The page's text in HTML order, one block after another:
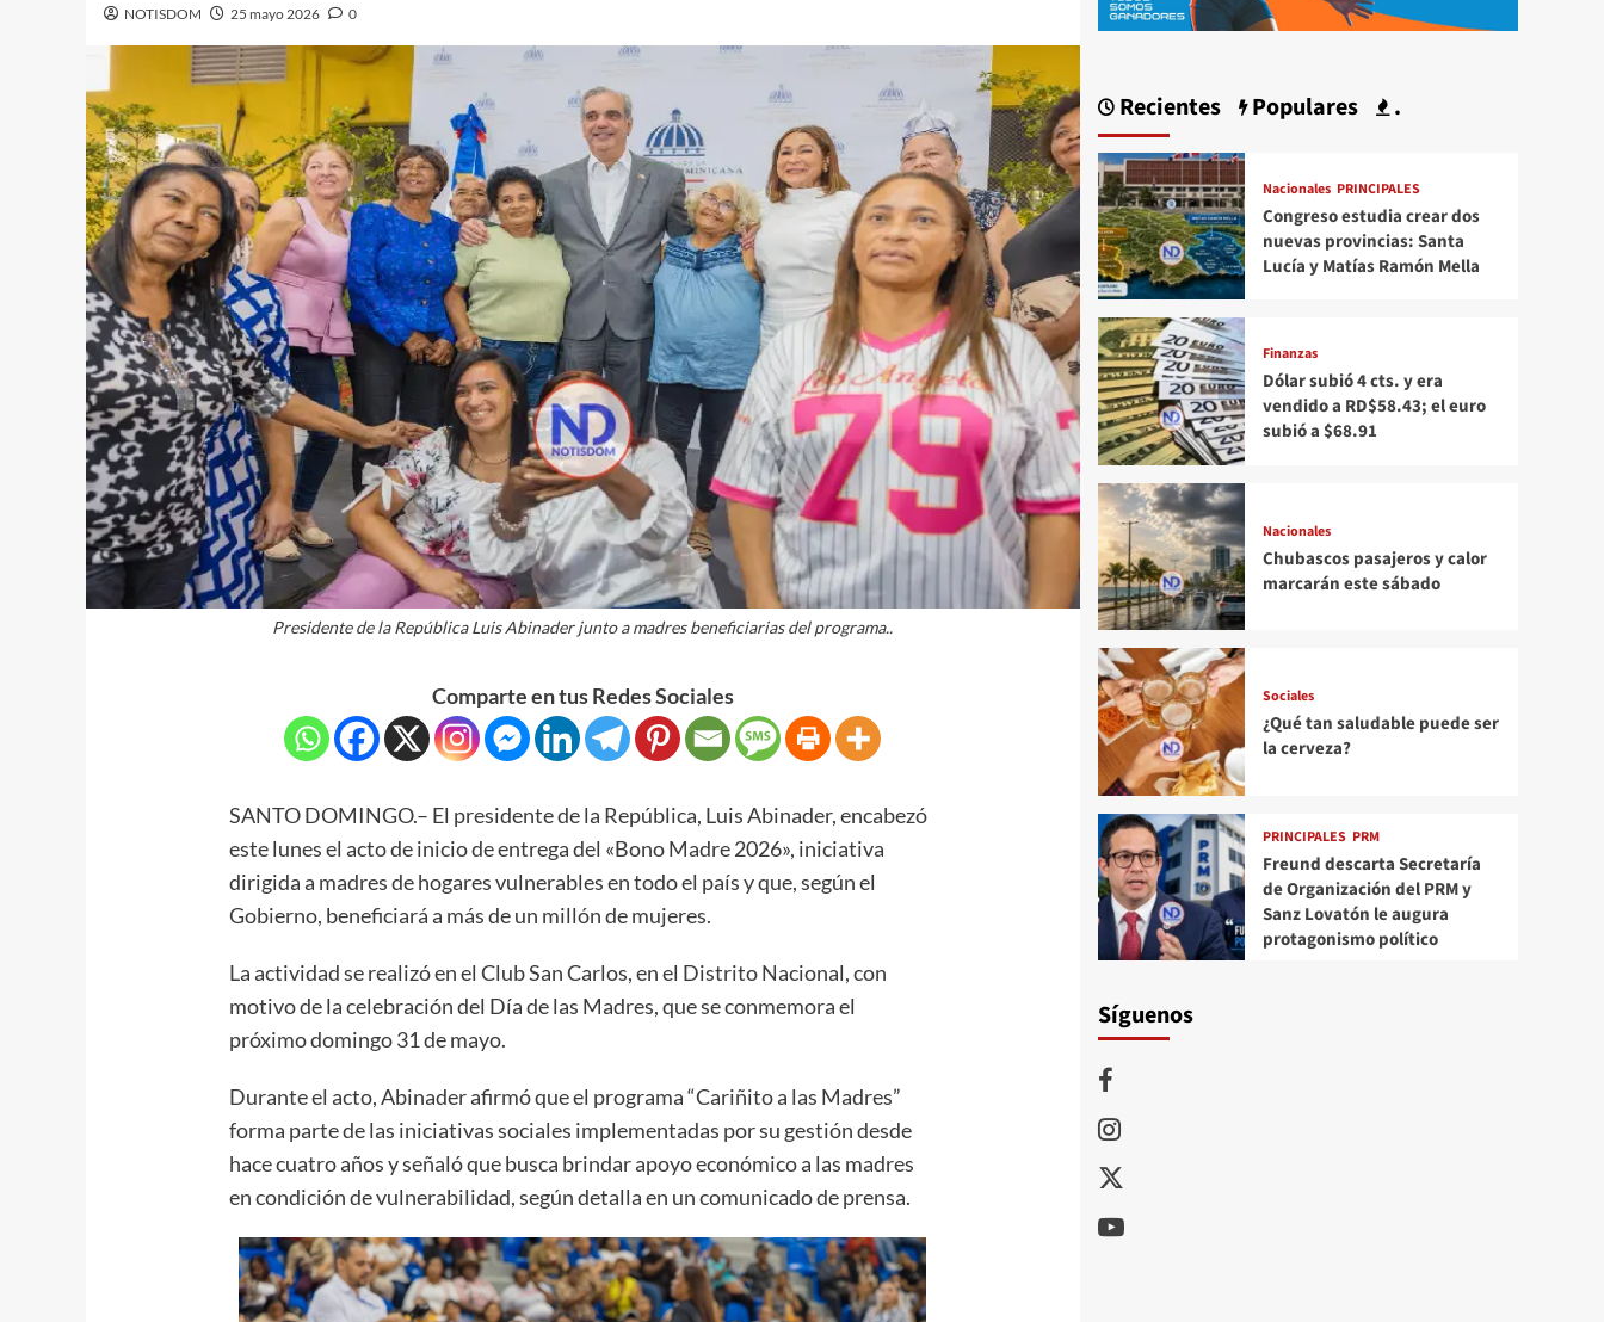
NOTISDOM 25 mayo 2026 0
Presidente de la República Luis Abinader junto a madres beneficiarias del programa..
Comparte en tus Redes Sociales
SANTO DOMINGO.– El presidente de la República, Luis Abinader, encabezó
este lunes el acto de inicio de entrega del «Bono Madre 2026», iniciativa
dirigida a madres de hogares vulnerables en todo el país y que, según el
Gobierno, beneficiará a más de un millón de mujeres.
La actividad se realizó en el Club San Carlos, en el Distrito Nacional, con
motivo de la celebración del Día de las Madres, que se conmemora el
próximo domingo 31 de mayo.
Durante el acto, Abinader afirmó que el programa “Cariñito a las Madres”
forma parte de las iniciativas sociales implementadas por su gestión desde
hace cuatro años y señaló que busca brindar apoyo económico a las madres
en condición de vulnerabilidad, según detalla en un comunicado de prensa.
Recientes Populares .
Nacionales PRINCIPALES
Congreso estudia crear dos
nuevas provincias: Santa
Lucía y Matías Ramón Mella
Finanzas
Dólar subió 4 cts. y era
vendido a RD$58.43; el euro
subió a $68.91
Nacionales
Chubascos pasajeros y calor
marcarán este sábado
Sociales
¿Qué tan saludable puede ser
la cerveza?
PRINCIPALES PRM
Freund descarta Secretaría
de Organización del PRM y
Sanz Lovatón le augura
protagonismo político
Síguenos